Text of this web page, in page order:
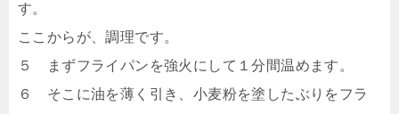
す。
ここからが、調理です。
５ まずフライパンを強火にして１分間温めます。
６ そこに油を薄く引き、小麦粉を塗したぶりをフラ